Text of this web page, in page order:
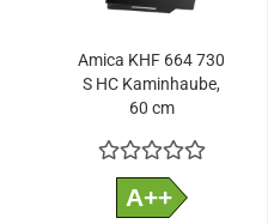
Amica KHF 664 730
S HC Kaminhaube,
60 cm
A++